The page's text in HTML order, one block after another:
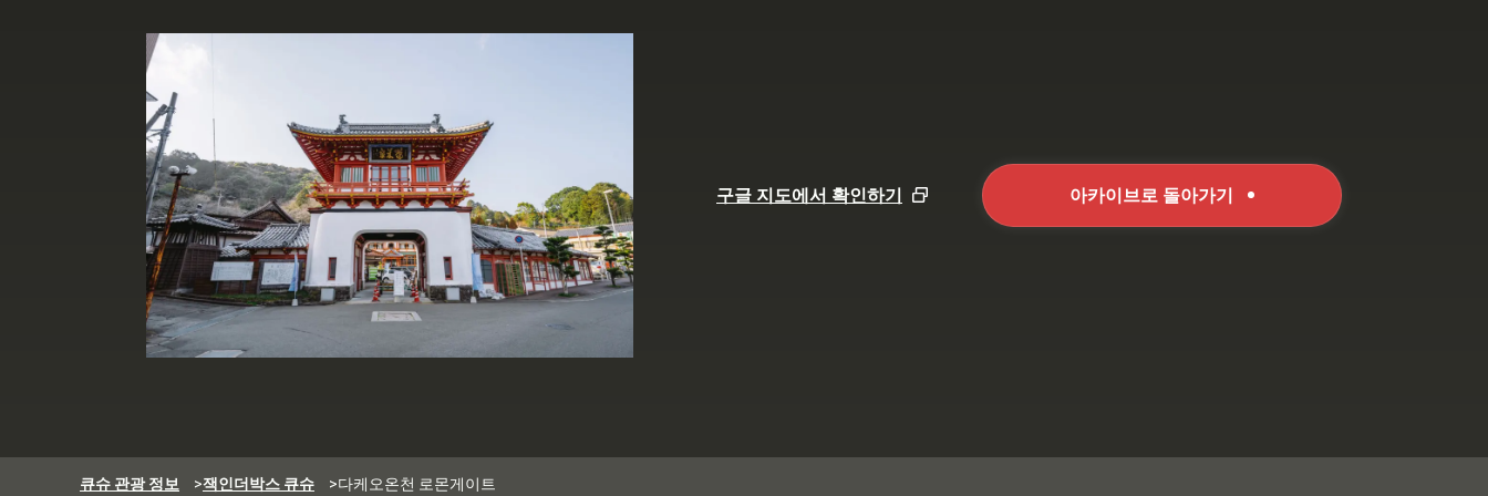
구글 지도에서 확인하기 아카이브로 돌아가기
큐슈 관광 정보 >잭인더박스 큐슈 >다케오온천 로몬게이트